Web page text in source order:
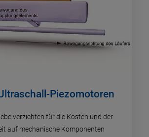
Piezomotoren
verzichten für die Kosten und der
auf mechanische Komponenten